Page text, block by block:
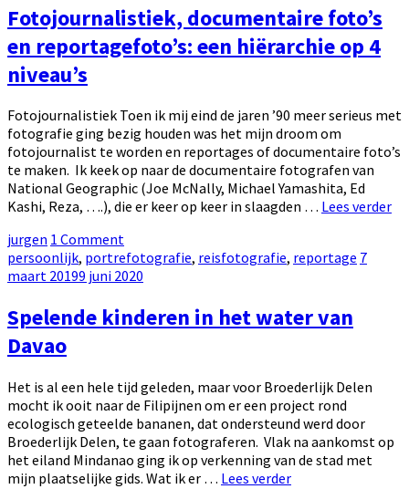
Fotojournalistiek, documentaire foto’s
en reportagefoto’s: een hiërarchie op 4
niveau’s
Fotojournalistiek Toen ik mij eind de jaren ’90 meer serieus met
fotografie ging bezig houden was het mijn droom om
fotojournalist te worden en reportages of documentaire foto’s
te maken. Ik keek op naar de documentaire fotografen van
National Geographic (Joe McNally, Michael Yamashita, Ed
Kashi, Reza, ….), die er keer op keer in slaagden … Lees verder
by
jurgen 1 Comment
Categories:
persoonlijk, portrefotografie, reisfotografie, reportage Posted
7
maart 20199 juni 2020
Spelende kinderen in het water van
Davao
Het is al een hele tijd geleden, maar voor Broederlijk Delen
mocht ik ooit naar de Filipijnen om er een project rond
ecologisch geteelde bananen, dat ondersteund werd door
Broederlijk Delen, te gaan fotograferen. Vlak na aankomst op
het eiland Mindanao ging ik op verkenning van de stad met
mijn plaatselijke gids. Wat ik er … Lees verderSpelende